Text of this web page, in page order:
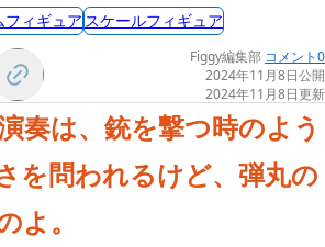
フィギュア スケールフィギュア
Figgy編集部 コメント0
2024年11月8日公開
2024年11月8日更新
奏は、銃を撃つ時のよう
を問われるけど、弾丸の
よ。